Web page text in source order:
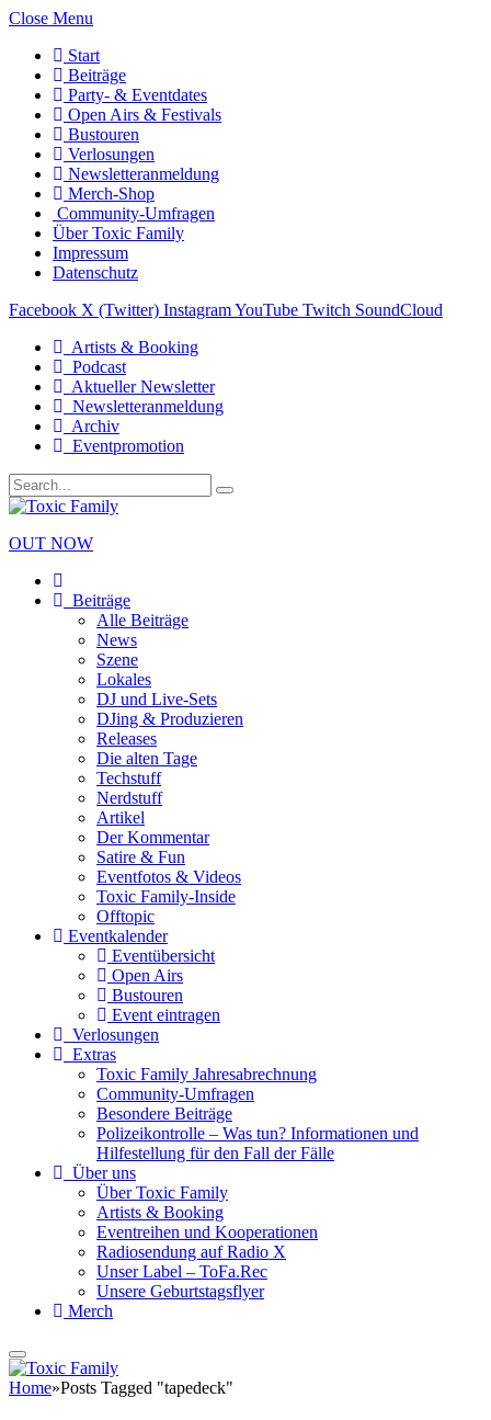
Close Menu
Start
Beiträge
Party- & Eventdates
Open Airs & Festivals
Bustouren
Verlosungen
Newsletteranmeldung
Merch-Shop
Community-Umfragen
Über Toxic Family
Impressum
Datenschutz
Facebook X (Twitter) InstagramYouTube Twitch SoundCloud
Artists & Booking
Podcast
Aktueller Newsletter
Newsletteranmeldung
Archiv
Eventpromotion
OUT NOW
Beiträge
Alle Beiträge
News
Szene
Lokales
DJ und Live-Sets
DJing & Produzieren
Releases
Die alten Tage
Techstuff
Nerdstuff
Artikel
Der Kommentar
Satire & Fun
Eventfotos & Videos
Toxic Family-Inside
Offtopic
Eventkalender
Eventübersicht
Open Airs
Bustouren
Event eintragen
Verlosungen
Extras
Toxic Family Jahresabrechnung
Community-Umfragen
Besondere Beiträge
Polizeikontrolle – Was tun? Informationen und
Hilfestellung für den Fall der Fälle
Über uns
Über Toxic Family
Artists & Booking
Eventreihen und Kooperationen
Radiosendung auf Radio X
Unser Label – ToFa.Rec
Unsere Geburtstagsflyer
Merch
Home»Posts Tagged "tapedeck"